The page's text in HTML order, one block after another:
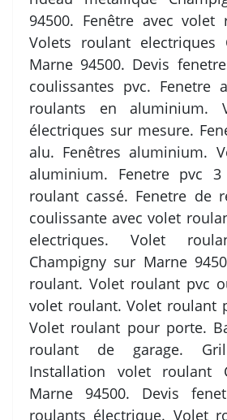
94500. Fenêtre avec volet
Volets roulant electriques
Marne 94500. Devis
coulissantes pvc. Fenetre
roulants en aluminium.
électriques sur mesure.
alu. Fenêtres aluminium.
aluminium. Fenetre pvc 3
roulant cassé. Fenetre de
coulissante avec volet
electriques. Volet
Champigny sur Marne
roulant. Volet roulant pvc
volet roulant. Volet roulant
Volet roulant pour porte.
roulant de garage.
Installation volet roulant
Marne 94500. Devis
roulants électrique. Volet